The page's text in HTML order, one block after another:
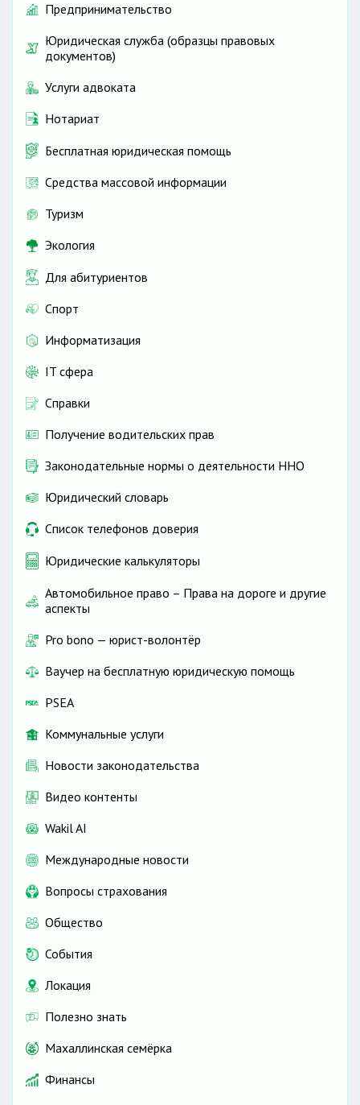
Предпринимательство
Юридическая служба (образцы правовых
документов)
Услуги адвоката
Нотариат
Бесплатная юридическая помощь
Средства массовой информации
Туризм
Экология
Для абитуриентов
Спорт
Информатизация
IT сфера
Справки
Получение водительских прав
Законодательные нормы о деятельности ННО
Юридический словарь
Список телефонов доверия
Юридические калькуляторы
Автомобильное право – Права на дороге и другие
аспекты
Pro bono — юрист-волонтёр
Ваучер на бесплатную юридическую помощь
PSEA
Коммунальные услуги
Новости законодательства
Видео контенты
Wakil AI
Международные новости
Вопросы страхования
Общество
События
Локация
Полезно знать
Махаллинская семёрка
Финансы